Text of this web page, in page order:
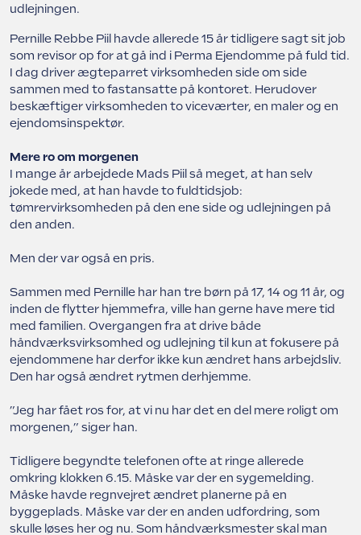
udlejningen.
Pernille Rebbe Piil havde allerede 15 år tidligere sagt sit job
som revisor op for at gå ind i Perma Ejendomme på fuld tid.
I dag driver ægteparret virksomheden side om side
sammen med to fastansatte på kontoret. Herudover
beskæftiger virksomheden to viceværter, en maler og en
ejendomsinspektør.
Mere ro om morgenen
I mange år arbejdede Mads Piil så meget, at han selv
jokede med, at han havde to fuldtidsjob:
tømrervirksomheden på den ene side og udlejningen på
den anden.
Men der var også en pris.
Sammen med Pernille har han tre børn på 17, 14 og 11 år, og
inden de flytter hjemmefra, ville han gerne have mere tid
med familien. Overgangen fra at drive både
håndværksvirksomhed og udlejning til kun at fokusere på
ejendommene har derfor ikke kun ændret hans arbejdsliv.
Den har også ændret rytmen derhjemme.
”Jeg har fået ros for, at vi nu har det en del mere roligt om
morgenen,” siger han.
Tidligere begyndte telefonen ofte at ringe allerede
omkring klokken 6.15. Måske var der en sygemelding.
Måske havde regnvejret ændret planerne på en
byggeplads. Måske var der en anden udfordring, som
skulle løses her og nu. Som håndværksmester skal man